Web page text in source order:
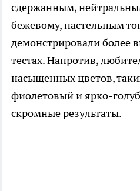
сдержанным,
бежевому, пастельным
демонстрировали более
тестах. Напротив,
насыщенных цветов,
фиолетовый и ярко-
скромные результаты.